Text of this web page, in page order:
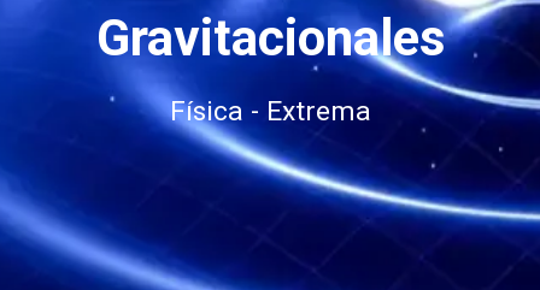
Gravitacionales
Física - Extrema